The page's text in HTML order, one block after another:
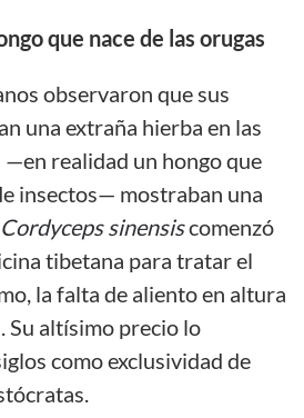
que nace de las orugas
observaron que sus
una extraña hierba en las
—en realidad un hongo que
insectos— mostraban una
Cordyceps sinensiscomenzó
tibetana para tratar el
la falta de aliento en altura
Su altísimo precio lo
como exclusividad de